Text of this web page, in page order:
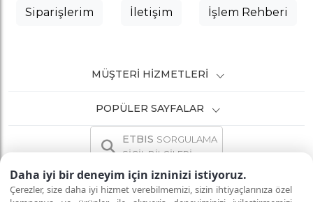
Daha iyi bir deneyim için izninizi istiyoruz.
Çerezler, size daha iyi hizmet verebilmemizi, sizin ihtiyaçlarınıza özel
Siparişlerim İletişim İşlem Rehberi
MÜŞTERI HIZMETLERI
POPÜLER SAYFALAR
ETBIS SORGULAMA
SİCİL BİLGİLERİ